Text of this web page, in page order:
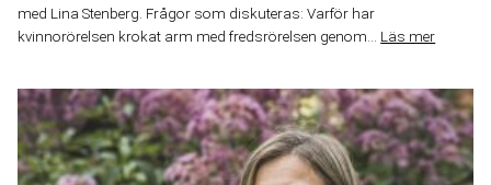
med Lina Stenberg. Frågor som diskuteras: Varför har
kvinnorörelsen krokat arm med fredsrörelsen genom... Läs mer